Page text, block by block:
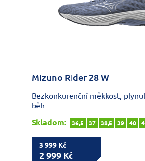
Mizuno Rider 28 W
Bezkonkurenční měkkost,
běh
Skladom:
36,5 37 38,5 39 40
3 999 Kč
2 999 Kč